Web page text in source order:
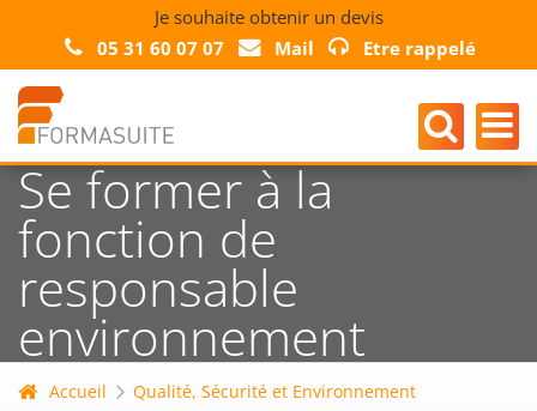
Je souhaite obtenir un devis
05 31 60 07 07
Mail Etre rappelé
Se former à la
fonction de
responsable
environnement
Accueil
Qualité, Sécurité et Environnement